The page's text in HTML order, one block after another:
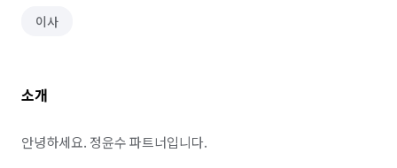
이사
소개
안녕하세요. 정윤수 파트너입니다.